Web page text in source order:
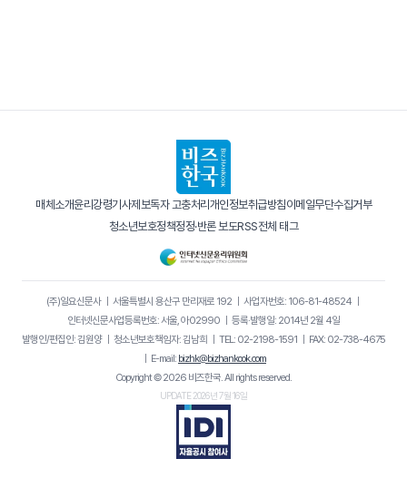
매체소개윤리강령기사제보독자 고충처리 개인정보취급방침이메일무단수집거부
청소년보호정책정정·반론 보도RSS전체 태그
(주)일요신문사｜ 서울특별시 용산구 만리재로 192｜ 사업자번호: 106-81-48524｜
인터넷신문사업등록번호: 서울, 아02990 ｜ 등록·발행일: 2014년 2월 4일
발행인/편집인: 김원양｜ 청소년보호책임자: 김남희 ｜ TEL: 02-2198-1591 ｜ FAX: 02-738-4675
｜ E-mail: bizhk@bizhankook.com
Copyright © 2026 비즈한국. All rights reserved.
UPDATE 2026년 7월 16일